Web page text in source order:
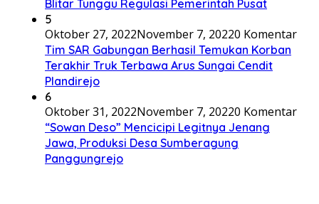
Blitar Tunggu Regulasi Pemerintah Pusat
5
Oktober 27, 2022November 7, 20220 Komentar
Tim SAR Gabungan Berhasil Temukan Korban
Terakhir Truk Terbawa Arus Sungai Cendit
Plandirejo
6
Oktober 31, 2022November 7, 20220 Komentar
“Sowan Deso” Mencicipi Legitnya Jenang
Jawa, Produksi Desa Sumberagung
Panggungrejo